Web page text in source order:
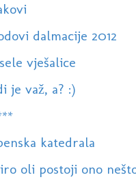
dalmacije 2012
vješalice
je važ, a? :)
katedrala
oli postoji ono